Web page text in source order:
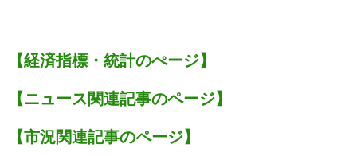
【経済指標・統計のぺージ】
【ニュース関連記事のページ】
【市況関連記事のページ】